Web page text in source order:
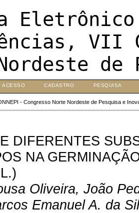
VII
de
ACESSO CADASTRO PESQUISA
- Congresso Norte Nordeste de Pesquisa e
DIFERENTES
NA
Oliveira, João
Emanuel A. da